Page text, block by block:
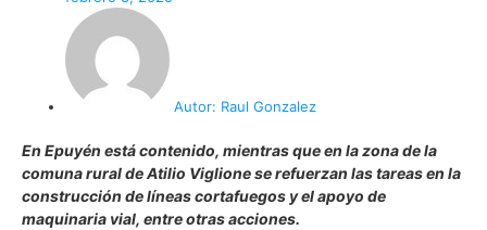
Autor: Raul Gonzalez
En Epuyén está contenido, mientras que en la zona de la
comuna rural de Atilio Viglione se refuerzan las tareas en la
construcción de líneas cortafuegos y el apoyo de
maquinaria vial, entre otras acciones.